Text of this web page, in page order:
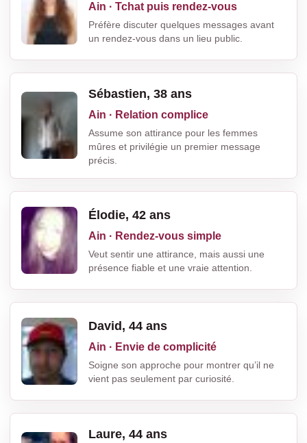
Ain · Tchat puis rendez-vous
Préfère discuter quelques messages avant
un rendez-vous dans un lieu public.
Sébastien, 38 ans
Ain · Relation complice
Assume son attirance pour les femmes
mûres et privilégie un premier message
précis.
Élodie, 42 ans
Ain · Rendez-vous simple
Veut sentir une attirance, mais aussi une
présence fiable et une vraie attention.
David, 44 ans
Ain · Envie de complicité
Soigne son approche pour montrer qu’il ne
vient pas seulement par curiosité.
Laure, 44 ans